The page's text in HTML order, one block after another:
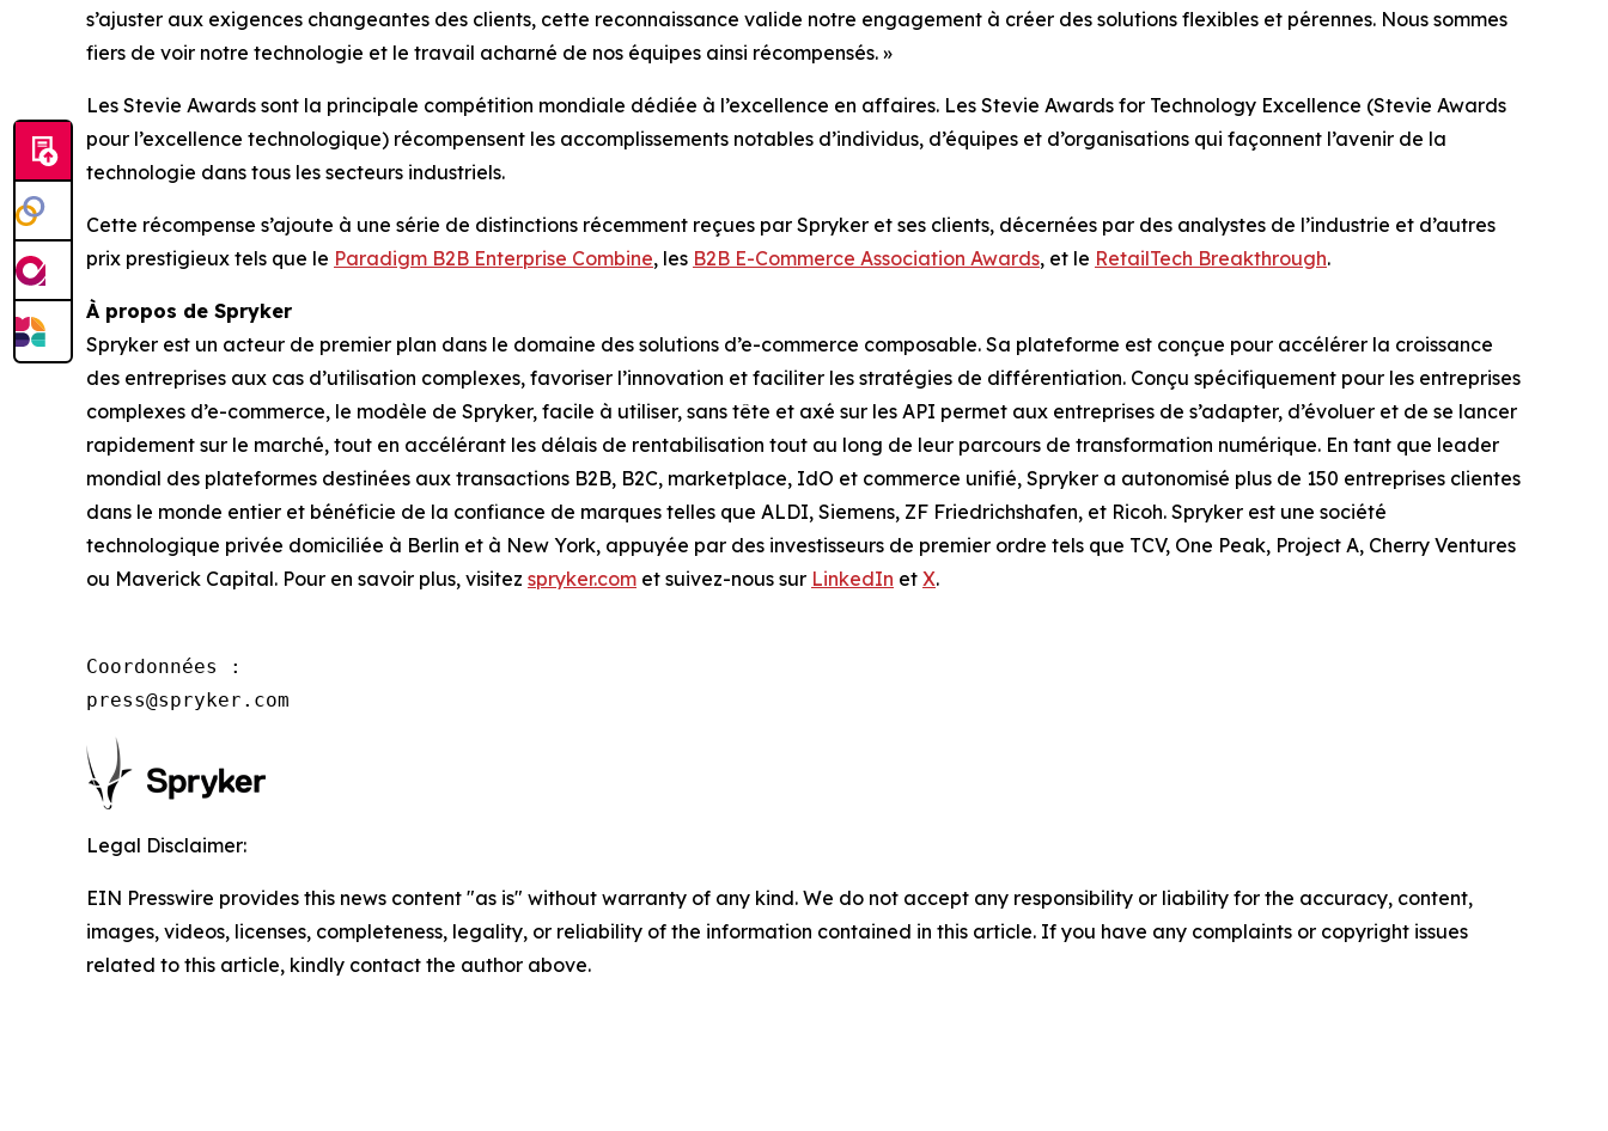
s’ajuster aux exigences changeantes des clients, cette reconnaissance valide notre engagement à créer des solutions flexibles et pérennes. Nous sommes
fiers de voir notre technologie et le travail acharné de nos équipes ainsi récompensés. »
Les Stevie Awards sont la principale compétition mondiale dédiée à l’excellence en affaires. Les Stevie Awards for Technology Excellence (Stevie Awards
pour l’excellence technologique) récompensent les accomplissements notables d’individus, d’équipes et d’organisations qui façonnent l’avenir de la
technologie dans tous les secteurs industriels.
Cette récompense s’ajoute à une série de distinctions récemment reçues par Spryker et ses clients, décernées par des analystes de l’industrie et d’autres
prix prestigieux tels que le Paradigm B2B Enterprise Combine, les B2B E-Commerce Association Awards, et le RetailTech Breakthrough.
À propos de Spryker
Spryker est un acteur de premier plan dans le domaine des solutions d’e-commerce composable. Sa plateforme est conçue pour accélérer la croissance
des entreprises aux cas d’utilisation complexes, favoriser l’innovation et faciliter les stratégies de différentiation. Conçu spécifiquement pour les entreprises
complexes d’e-commerce, le modèle de Spryker, facile à utiliser, sans tête et axé sur les API permet aux entreprises de s’adapter, d’évoluer et de se lancer
rapidement sur le marché, tout en accélérant les délais de rentabilisation tout au long de leur parcours de transformation numérique. En tant que leader
mondial des plateformes destinées aux transactions B2B, B2C, marketplace, IdO et commerce unifié, Spryker a autonomisé plus de 150 entreprises clientes
dans le monde entier et bénéficie de la confiance de marques telles que ALDI, Siemens, ZF Friedrichshafen, et Ricoh. Spryker est une société
technologique privée domiciliée à Berlin et à New York, appuyée par des investisseurs de premier ordre tels que TCV, One Peak, Project A, Cherry Ventures
ou Maverick Capital. Pour en savoir plus, visitez spryker.com et suivez-nous sur LinkedIn et X.
Coordonnées :
press@spryker.com
Legal Disclaimer:
EIN Presswire provides this news content "as is" without warranty of any kind. We do not accept any responsibility or liability for the accuracy, content,
images, videos, licenses, completeness, legality, or reliability of the information contained in this article. If you have any complaints or copyright issues
related to this article, kindly contact the author above.